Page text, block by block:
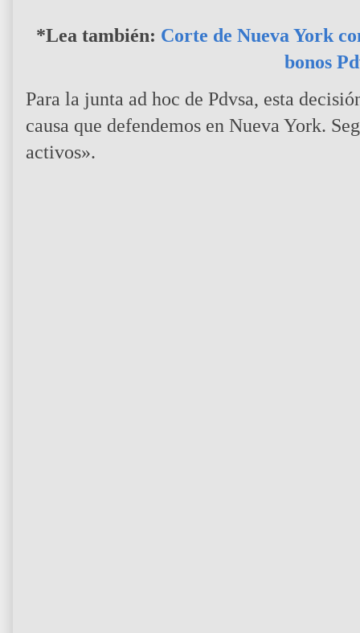
*Lea también: Corte de Nueva York
bonos
Para la junta ad hoc de Pdvsa, esta
causa que defendemos en Nueva York.
activos».